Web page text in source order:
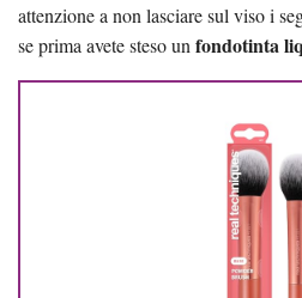
attenzione a non lasciare sul viso i
se prima avete steso un fondotinta